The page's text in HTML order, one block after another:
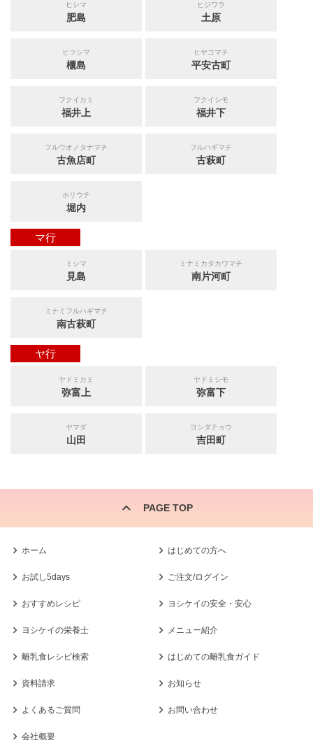
ヒシマ
肥島
ヒジワラ
土原
ヒツシマ
櫃島
ヒヤコマチ
平安古町
フクイカミ
福井上
フクイシモ
福井下
フルウオノタナマチ
古魚店町
フルハギマチ
古萩町
ホリウチ
堀内
マ行
ミシマ
見島
ミナミカタカワマチ
南片河町
ミナミフルハギマチ
南古萩町
ヤ行
ヤドミカミ
弥富上
ヤドミシモ
弥富下
ヤマダ
山田
ヨシダチョウ
吉田町
PAGE TOP
ホーム はじめての方へ
お試し5days ご注文/ログイン
おすすめレシピ ヨシケイの安全・安心
ヨシケイの栄養士 メニュー紹介
離乳食レシピ検索 はじめての離乳食ガイド
資料請求 お知らせ
よくあるご質問 お問い合わせ
会社概要